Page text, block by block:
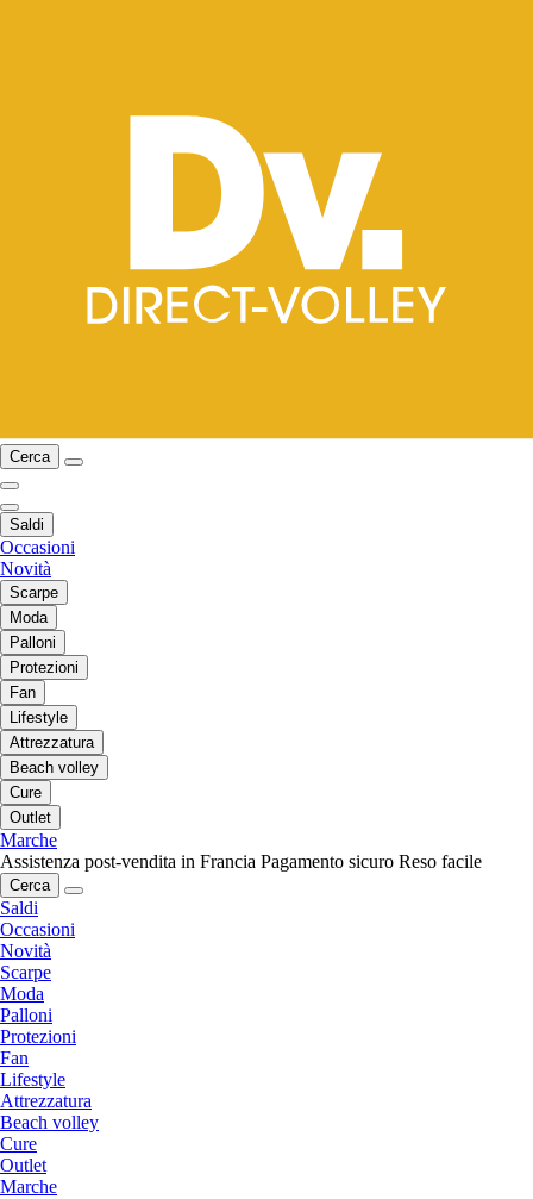
Cerca
Saldi
Occasioni
Novità
Scarpe
Moda
Palloni
Protezioni
Fan
Lifestyle
Attrezzatura
Beach volley
Cure
Outlet
Marche
Assistenza post-vendita in Francia Pagamento sicuro Reso facile
Cerca
Saldi
Occasioni
Novità
Scarpe
Moda
Palloni
Protezioni
Fan
Lifestyle
Attrezzatura
Beach volley
Cure
Outlet
Marche